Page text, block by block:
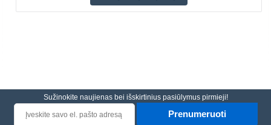
Sužinokite naujienas bei išskirtinius pasiūlymus pirmieji!
Prenumeruoti